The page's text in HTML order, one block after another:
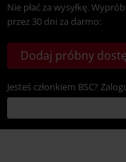
Nie płać za wysyłkę.
przez 30 dni za darmo:
Dodaj próbny
Jesteś członkiem BSC?